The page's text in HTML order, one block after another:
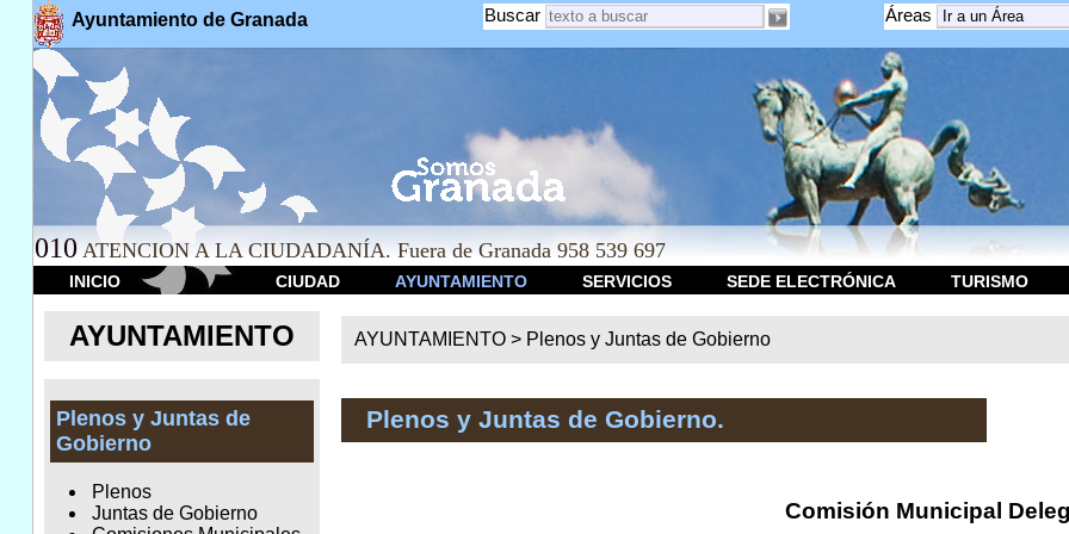
Ayuntamiento de Granada Áreas
Buscar
010 ATENCION A LA CIUDADANÍA. Fuera de Granada 958 539 697
INICIO CIUDAD AYUNTAMIENTO SERVICIOS SEDE ELECTRÓNICA TURISMO
AYUNTAMIENTO
Plenos y Juntas de
Gobierno
Plenos
Juntas de Gobierno
AYUNTAMIENTO > Plenos y Juntas de Gobierno
Plenos y Juntas de Gobierno.
Comisión Municipal